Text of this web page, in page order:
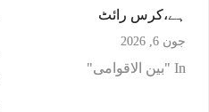
ہے،کرس رائٹ
جون 6, 2026
In "بین الاقوامی"